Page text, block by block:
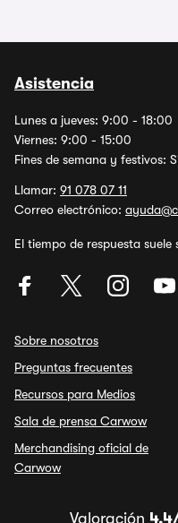
Asistencia
Lunes a jueves: 9:00 - 18:00
Viernes: 9:00 - 15:00
Fines de semana y festivos:
Llamar: 91 078 07 11
Correo electrónico:
El tiempo de respuesta suele
Sobre nosotros
Preguntas frecuentes
Recursos para Medios
Sala de prensa Carwow
Merchandising oficial de
Carwow
Valoración